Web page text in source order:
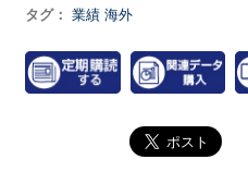
タグ： 業績 海外